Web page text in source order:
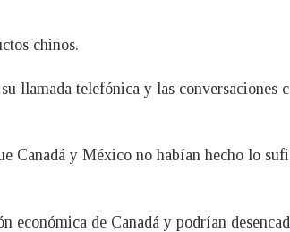
chinos.
llamada telefónica y las conversaciones
y México no habían hecho lo
de Canadá y podrían